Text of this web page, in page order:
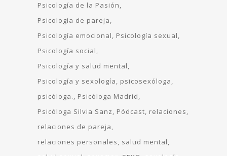
Psicología de la Pasión
Psicología de pareja
Psicología emocional
Psicología sexual
Psicología social
Psicología y salud mental
Psicología y sexología
psicosexóloga
psicóloga.
Psicóloga Madrid
Psicóloga Silvia Sanz
Pódcast relaciones
relaciones de pareja
relaciones personales
salud mental